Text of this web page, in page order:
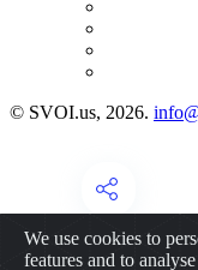
© SVOI.us, 2026.
We use cookies to
features and to